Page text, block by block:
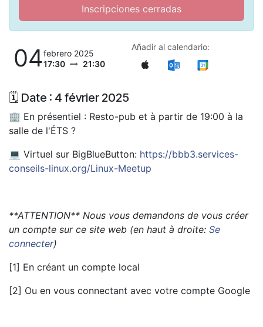
Inscripciones cerradas
04febrero 2025
17:30
21:30
Añadir al calendario:
🗓️ Date : 4 février 2025
🏢 En présentiel : Resto-pub et à partir de 19:00 à la
salle de l'ÉTS ?
💻 Virtuel sur BigBlueButton: https://bbb3.services-
conseils-linux.org/Linux-Meetup
**ATTENTION** Nous vous demandons de vous créer
un compte sur ce site web (en haut à droite: Se
connecter)
[1] En créant un compte local
[2] Ou en vous connectant avec votre compte Google